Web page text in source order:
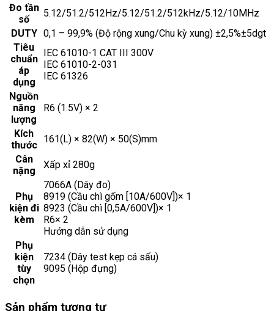
Đo tần
số
5.12/51.2/512Hz/5.12/51.2/512kHz/5.12/10MHz
DUTY 0,1 – 99,9% (Độ rộng xung/Chu kỳ xung) ±2,5%±5dgt
Tiêu
chuẩn
áp
dụng
IEC 61010-1 CAT III 300V
IEC 61010-2-031
IEC 61326
Nguồn
năng
lượng
R6 (1.5V) × 2
Kích
thước
161(L) × 82(W) × 50(S)mm
Cân
nặng
Xấp xỉ 280g
Phụ
kiện đi
kèm
7066A (Dây đo)
8919 (Cầu chì gốm [10A/600V])× 1
8923 (Cầu chì [0,5A/600V])× 1
R6× 2
Hướng dẫn sử dụng
Phụ
kiện
tùy
chọn
7234 (Dây test kẹp cá sấu)
9095 (Hộp đựng)
Sản phẩm tương tự